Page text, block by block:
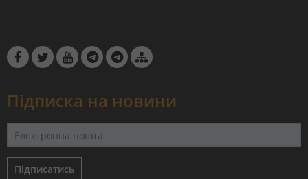
Підписка на новини
Підписатись